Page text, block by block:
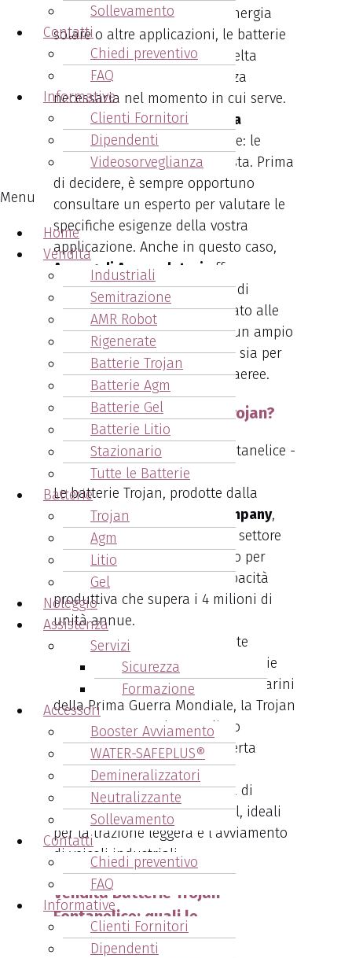
Sollevamento
Contatti
Chiedi preventivo
FAQ
Informative
Clienti Fornitori
Dipendenti
Videosorveglianza
Menu
Home
Vendita
Industriali
Semitrazione
AMR Robot
Rigenerate
Batterie Trojan
Batterie Agm
Batterie Gel
Batterie Litio
Stazionario
Tutte le Batterie
Batterie
Trojan
Agm
Litio
Gel
Noleggio
Assistenza
Servizi
Sicurezza
Formazione
Accessori
Booster Avviamento
WATER-SAFEPLUS®
Demineralizzatori
Neutralizzante
Sollevamento
Contatti
Chiedi preventivo
FAQ
Informative
Clienti Fornitori
Dipendenti
vostro veicolo, il sistema di energia
solare o altre applicazioni, le batterie
Trojan rappresentano una scelta
saggia, assicurando la potenza
necessaria nel momento in cui serve.
Per una soluzione energetica
affidabile, non cercate altrove: le
batterie Trojan sono la risposta. Prima
di decidere, è sempre opportuno
consultare un esperto per valutare le
specifiche esigenze della vostra
applicazione. Anche in questo caso,
Arcangeli Accumulatori offre
consulenza specifica sul tipo di
batteria maggiormente indicato alle
tue esigenze. Disponiamo di un ampio
magazzino di batterie Trojan, sia per
golf car che per piattaforme aeree.
Chi produce le batterie Trojan?
Le batterie Trojan, prodotte dalla
rinomataTrojan Battery Company,
sono una scelta primaria nel settore
delle batterie a ciclo profondo per
trazione leggera, con una capacità
produttiva che supera i 4 milioni di
unità annue.
Fondata nel 1925
, inizialmente
dedicata alla produzione di batterie
per strumenti di bordo dei sottomarini
della Prima Guerra Mondiale, la Trojan
Battery Company ha ampliato
significativamente la sua offerta
durante gli anni ’50, ’60 e ’70.
Oggi, offre una vasta gamma di
batterie al piombo acido e gel, ideali
per la trazione leggera e l’avviamento
di veicoli industriali.
Vendita Batterie Trojan
Fontanelice: quali le
caratteristiche?